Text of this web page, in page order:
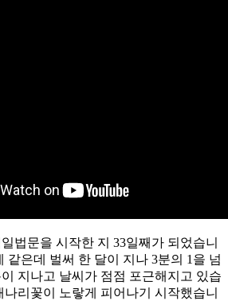
법문을 시작한 지 33일째가 되었습니
같은데 벌써 한 달이 지나 3분의 1을 넘
지나고 날씨가 점점 포근해지고 있습
리꽃이 노랗게 피어나기 시작했습니